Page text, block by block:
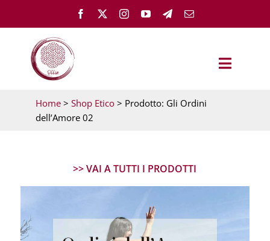
al
contenuto
Toggle
OLLÌN
GUARIGIONE EMOTIVA
MEMH ACADEMY
Home >Shop Etico > Prodotto: Gli Ordini
dell’Amore 02
>> VAI A TUTTI I PRODOTTI